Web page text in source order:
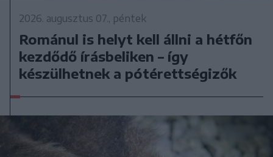
2026. augusztus 07., péntek
Románul is helyt kell állni a hétfőn
kezdődő írásbeliken – így
készülhetnek a pótérettségizők